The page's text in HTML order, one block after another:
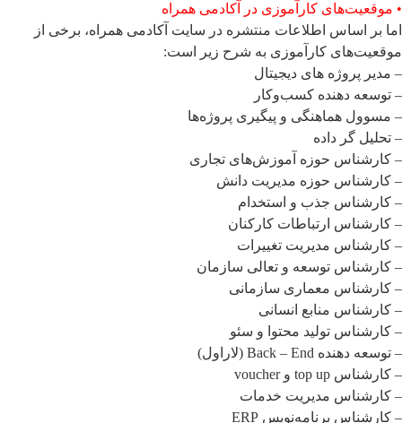
• موقعیت‌های کارآموزی در آکادمی همراه
اما بر اساس اطلاعات منتشره در سایت آکادمی همراه، برخی از
موقعیت‌های کارآموزی به شرح زیر است:
– مدیر پروژه های دیجیتال
– توسعه دهنده کسب‌وکار
– مسوول هماهنگی و پیگیری پروژه‌ها
– تحلیل گر داده
– کارشناس حوزه آموزش‌های تجاری
– کارشناس حوزه مدیریت دانش
– کارشناس جذب و استخدام
– کارشناس ارتباطات کارکنان
– کارشناس مدیریت تغییرات
– کارشناس توسعه و تعالی سازمان
– کارشناس معماری سازمانی
– کارشناس منابع انسانی
– کارشناس تولید محتوا و سئو
– توسعه دهنده Back – End (لاراول)
– کارشناس top up و voucher
– کارشناس مدیریت خدمات
– کارشناس برنامه‌نویس ERP